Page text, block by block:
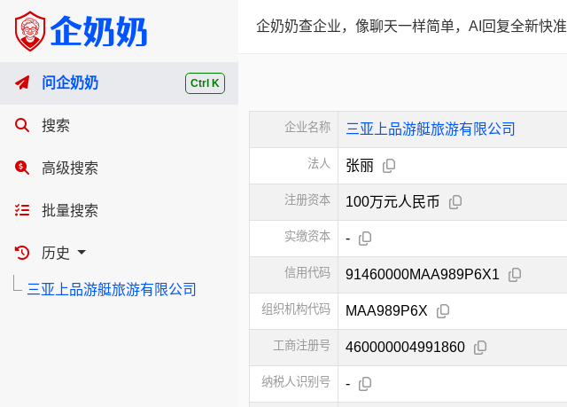
Ctrl K
问企奶奶
搜索
高级搜索
批量搜索
历史
三亚上品游艇旅游有限公司
企奶奶查企业，像聊天一样简单，AI回复全新快准
企业名称 三亚上品游艇旅游有限公司
法人 张丽
注册资本 100万元人民币
实缴资本 -
信用代码 91460000MAA989P6X1
组织机构代码 MAA989P6X
工商注册号 460000004991860
纳税人识别号 -